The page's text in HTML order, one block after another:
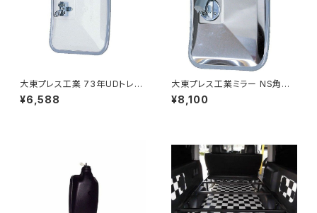
大東プレス工業 73年UDトレー
ラーミラーL013 （P付） DI-52
¥6,588
大東プレス工業ミラー NS角型
トレーラーﾐﾗｰ (SUS) L013 DI
-58SUS
¥8,100